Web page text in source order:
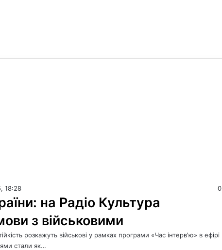
18:28 0
на Радіо Культура
з військовими
розкажуть військові у рамках програми «Час інтервʼю» в ефірі
стали як…